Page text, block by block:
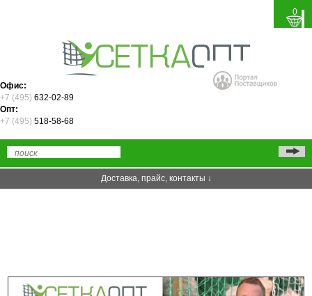
0
Офис:
+7 (495) 632-02-89
Опт:
+7 (495) 518-58-68
Доставка, прайс, контакты ↓